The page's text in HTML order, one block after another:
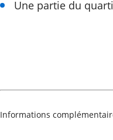
Une partie du
Informations